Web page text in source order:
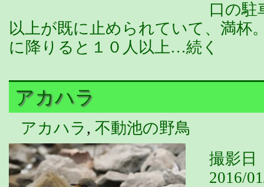
口の駐
以上が既に止められていて、満
に降りると１０人以上…続く
アカハラ
アカハラ , 不動池の野鳥
撮影
2016/